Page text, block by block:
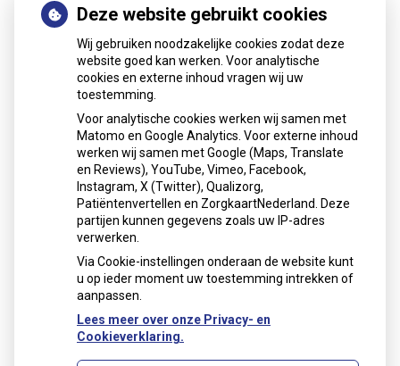
Kookadvies drinkwater in provincie Utrecht vanwege
besmetting
Terugroepactie babyvoeding Nestlé: bacterie kan baby’s
ziek maken
Deze website gebruikt cookies
Wij gebruiken noodzakelijke cookies zodat deze
website goed kan werken. Voor analytische
cookies en externe inhoud vragen wij uw
toestemming.
Voor analytische cookies werken wij samen met
Matomo en Google Analytics. Voor externe inhoud
werken wij samen met Google (Maps, Translate
en Reviews), YouTube, Vimeo, Facebook,
Instagram, X (Twitter), Qualizorg,
Patiëntenvertellen en ZorgkaartNederland. Deze
partijen kunnen gegevens zoals uw IP-adres
verwerken.
Via Cookie-instellingen onderaan de website kunt
u op ieder moment uw toestemming intrekken of
aanpassen.
Lees meer over onze Privacy- en
Cookieverklaring.